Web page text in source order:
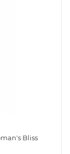
Bliss